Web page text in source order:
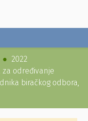
2022
određivanje
biračkog odbora,